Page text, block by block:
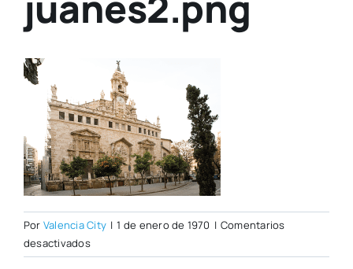
Por Valencia City | 1 de enero de 1970 | Comentarios
desactivadosen
santos